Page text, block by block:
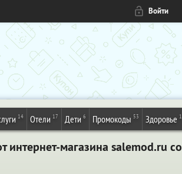
Войти
14 Отели 17 Дети 6 Промокоды 53 Здоровье 1
магазина salemod.ru со